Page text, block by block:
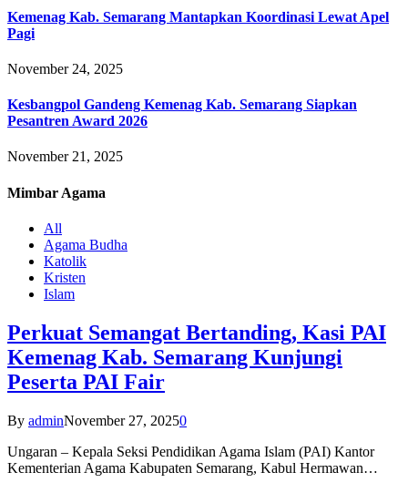
Kemenag Kab. Semarang Mantapkan Koordinasi Lewat Apel
Pagi
November 24, 2025
Kesbangpol Gandeng Kemenag Kab. Semarang Siapkan
Pesantren Award 2026
November 21, 2025
Mimbar Agama
All
Agama Budha
Katolik
Kristen
Islam
Perkuat Semangat Bertanding, Kasi PAI
Kemenag Kab. Semarang Kunjungi
Peserta PAI Fair
By adminNovember 27, 20250
Ungaran – Kepala Seksi Pendidikan Agama Islam (PAI) Kantor
Kementerian Agama Kabupaten Semarang, Kabul Hermawan…